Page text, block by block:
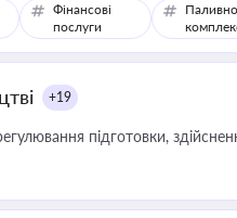
Фінансові
послуги
+19
підготовки,